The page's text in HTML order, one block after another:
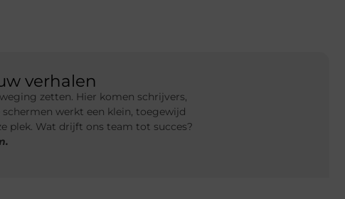
verhalen
zetten. Hier komen schrijvers,
werkt een klein, toegewijd
plek. Wat drijft ons team tot succes?